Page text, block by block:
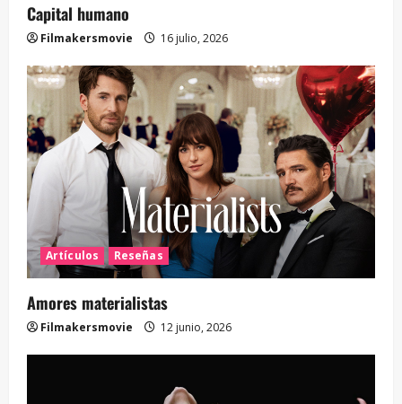
Capital humano
Filmakersmovie 16 julio, 2026
Artículos Reseñas
Amores materialistas
Filmakersmovie 12 junio, 2026